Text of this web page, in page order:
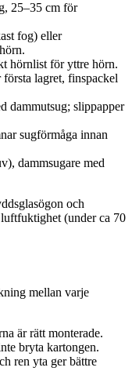
25–35 cm för
fog) eller
hörnlist för yttre hörn.
lagret, finspackel
dammutsug; slippapper
sugförmåga innan
dammsugare med
och
(under ca 70
mellan varje
är rätt monterade.
bryta kartongen.
ren yta ger bättre